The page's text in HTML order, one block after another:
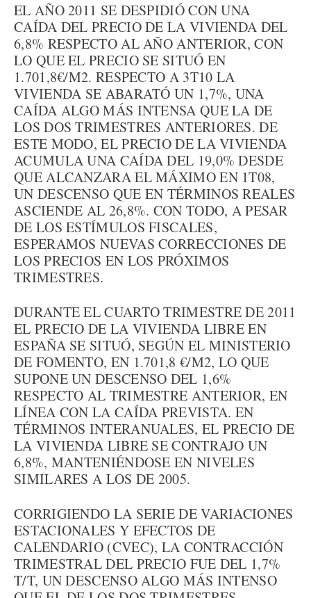
EL AÑO 2011 SE DESPIDIÓ CON UNA
CAÍDA DEL PRECIO DE LA VIVIENDA DEL
6,8% RESPECTO AL AÑO ANTERIOR, CON
LO QUE EL PRECIO SE SITUÓ EN
1.701,8€/M2. RESPECTO A 3T10 LA
VIVIENDA SE ABARATÓ UN 1,7%, UNA
CAÍDA ALGO MÁS INTENSA QUE LA DE
LOS DOS TRIMESTRES ANTERIORES. DE
ESTE MODO, EL PRECIO DE LA VIVIENDA
ACUMULA UNA CAÍDA DEL 19,0% DESDE
QUE ALCANZARA EL MÁXIMO EN 1T08,
UN DESCENSO QUE EN TÉRMINOS REALES
ASCIENDE AL 26,8%. CON TODO, A PESAR
DE LOS ESTÍMULOS FISCALES,
ESPERAMOS NUEVAS CORRECCIONES DE
LOS PRECIOS EN LOS PRÓXIMOS
TRIMESTRES.
DURANTE EL CUARTO TRIMESTRE DE 2011
EL PRECIO DE LA VIVIENDA LIBRE EN
ESPAÑA SE SITUÓ, SEGÚN EL MINISTERIO
DE FOMENTO, EN 1.701,8 €/M2, LO QUE
SUPONE UN DESCENSO DEL 1,6%
RESPECTO AL TRIMESTRE ANTERIOR, EN
LÍNEA CON LA CAÍDA PREVISTA. EN
TÉRMINOS INTERANUALES, EL PRECIO DE
LA VIVIENDA LIBRE SE CONTRAJO UN
6,8%, MANTENIÉNDOSE EN NIVELES
SIMILARES A LOS DE 2005.
CORRIGIENDO LA SERIE DE VARIACIONES
ESTACIONALES Y EFECTOS DE
CALENDARIO (CVEC), LA CONTRACCIÓN
TRIMESTRAL DEL PRECIO FUE DEL 1,7%
T/T, UN DESCENSO ALGO MÁS INTENSO